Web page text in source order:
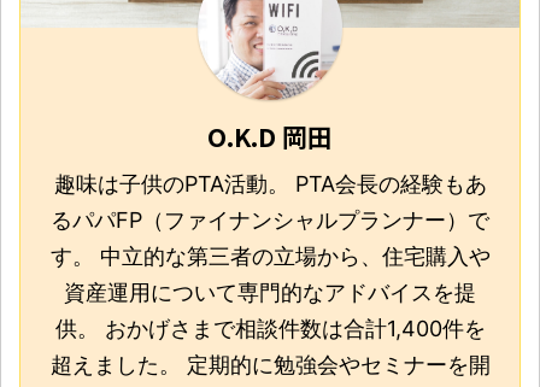
O.K.D 岡田
趣味は子供のPTA活動。 PTA会長の経験もあ
るパパFP（ファイナンシャルプランナー）で
す。 中立的な第三者の立場から、住宅購入や
資産運用について専門的なアドバイスを提
供。 おかげさまで相談件数は合計1,400件を
超えました。 定期的に勉強会やセミナーを開